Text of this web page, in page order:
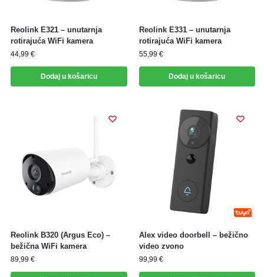
Reolink E321 – unutarnja
rotirajuća WiFi kamera
44,99 €
Dodaj u košaricu
Reolink E331 – unutarnja
rotirajuća WiFi kamera
55,99 €
Dodaj u košaricu
Reolink B320 (Argus Eco) –
bežična WiFi kamera
89,99 €
Alex video doorbell – bežično
video zvono
99,99 €